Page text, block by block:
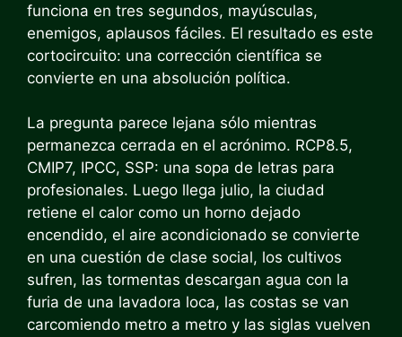
funciona en tres segundos, mayúsculas,
enemigos, aplausos fáciles. El resultado es este
cortocircuito: una corrección científica se
convierte en una absolución política.
La pregunta parece lejana sólo mientras
permanezca cerrada en el acrónimo. RCP8.5,
CMIP7, IPCC, SSP: una sopa de letras para
profesionales. Luego llega julio, la ciudad
retiene el calor como un horno dejado
encendido, el aire acondicionado se convierte
en una cuestión de clase social, los cultivos
sufren, las tormentas descargan agua con la
furia de una lavadora loca, las costas se van
carcomiendo metro a metro y las siglas vuelven